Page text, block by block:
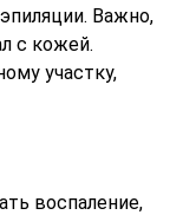
Важно,
с кожей.
участку,
воспаление,